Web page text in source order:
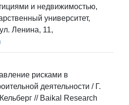
и недвижимостью,
университет,
Ленина, 11,
рисками в
деятельности / Г.
// Baikal Research